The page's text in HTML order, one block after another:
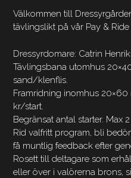
Välkommen till
tävlingslikt på vår Pay &
Dressyrdomare: Catrin
Tävlingsbana utomhus
sand/klenflis.
Framridning inomhus
kr/start.
Begränsat antal starter. Max
Rid valfritt program, bli
få muntlig feedback efter
Rosett till deltagare som
eller över i valörerna brons,